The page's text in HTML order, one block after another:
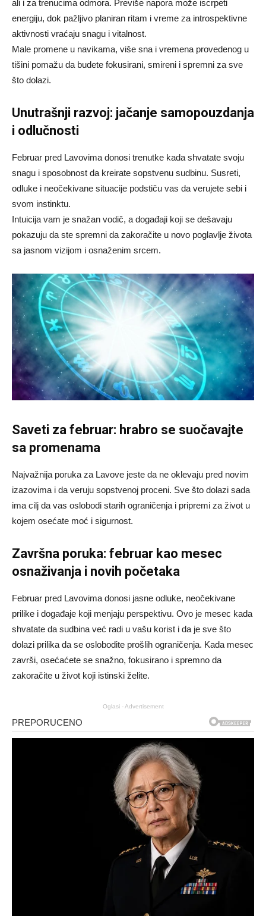
ali i za trenucima odmora. Previše napora može iscrpeti
energiju, dok pažljivo planiran ritam i vreme za introspektivne
aktivnosti vraćaju snagu i vitalnost.
Male promene u navikama, više sna i vremena provedenog u
tišini pomažu da budete fokusirani, smireni i spremni za sve
što dolazi.
Unutrašnji razvoj: jačanje samopouzdanja
i odlučnosti
Februar pred Lavovima donosi trenutke kada shvatate svoju
snagu i sposobnost da kreirate sopstvenu sudbinu. Susreti,
odluke i neočekivane situacije podstiču vas da verujete sebi i
svom instinktu.
Intuicija vam je snažan vodič, a događaji koji se dešavaju
pokazuju da ste spremni da zakoračite u novo poglavlje života
sa jasnom vizijom i osnaženim srcem.
Saveti za februar: hrabro se suočavajte
sa promenama
Najvažnija poruka za Lavove jeste da ne oklevaju pred novim
izazovima i da veruju sopstvenoj proceni. Sve što dolazi sada
ima cilj da vas oslobodi starih ograničenja i pripremi za život u
kojem osećate moć i sigurnost.
Završna poruka: februar kao mesec
osnaživanja i novih početaka
Februar pred Lavovima donosi jasne odluke, neočekivane
prilike i događaje koji menjaju perspektivu. Ovo je mesec kada
shvatate da sudbina već radi u vašu korist i da je sve što
dolazi prilika da se oslobodite prošlih ograničenja. Kada mesec
završi, osećaćete se snažno, fokusirano i spremno da
zakoračite u život koji istinski želite.
Oglasi - Advertisement